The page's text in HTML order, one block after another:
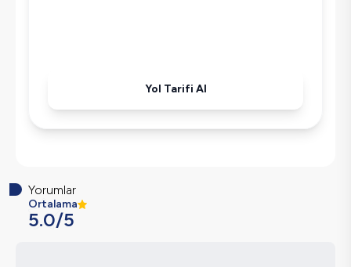
Yol Tarifi Al
Yorumlar
Ortalama
5.0/5